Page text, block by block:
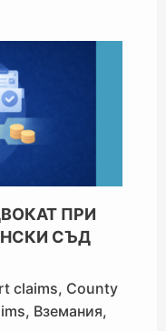
ПРИ
СЪД
claims, County
, Вземания,